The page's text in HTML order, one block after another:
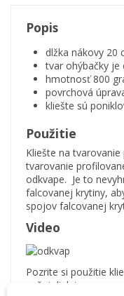
Popis
dlžka nákovy 20
tvar ohýbačky je
hmotnosť 800
povrchová
kliešte sú
Použitie
Kliešte na
tvarovanie
odkvape. Je to
falcovanej krytiny,
spojov falcovanej
Video
Pozrite si použitie
našej dielni